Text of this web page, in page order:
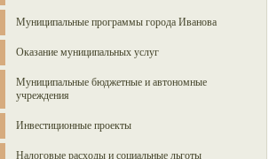
Муниципальные программы города Иванова
Оказание муниципальных услуг
Муниципальные бюджетные и автономные
учреждения
Инвестиционные проекты
Налоговые расходы и социальные льготы